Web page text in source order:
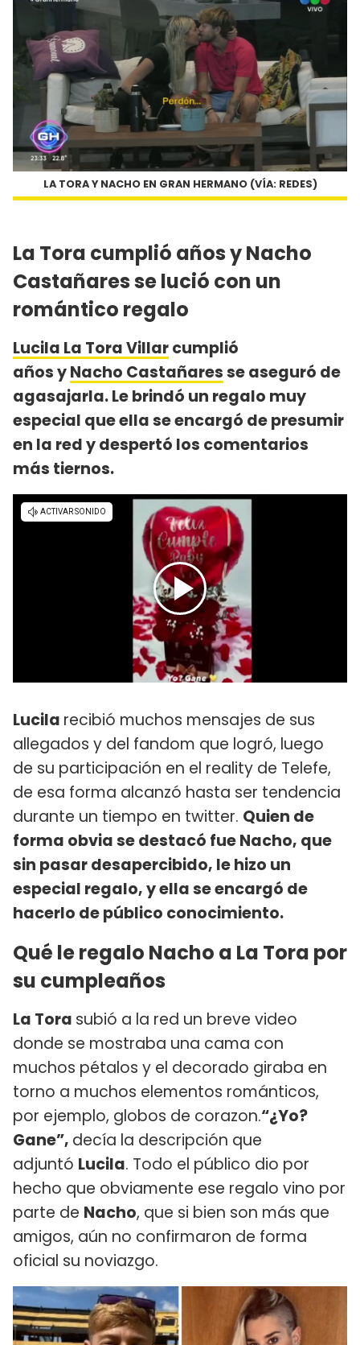
LA TORA Y NACHO EN GRAN HERMANO (VÍA: REDES)
La Tora cumplió años y Nacho
Castañares se lució con un
romántico regalo
Lucila La Tora Villarcumplió
años yNacho Castañaresse aseguró de
agasajarla. Le brindó un regalo muy
especial que ella se encargó de presumir
en la red y despertó los comentarios
más tiernos.
Lucila recibió muchos mensajes de sus
allegados y del fandom que logró, luego
de su participación en el reality de Telefe,
de esa forma alcanzó hasta ser tendencia
durante un tiempo en twitter. Quien de
forma obvia se destacó fue Nacho, que
sin pasar desapercibido, le hizo un
especial regalo, y ella se encargó de
hacerlo de público conocimiento.
Qué le regalo Nacho a La Tora por
su cumpleaños
La Tora subió a la red un breve video
donde se mostraba una cama con
muchos pétalos y el decorado giraba en
torno a muchos elementos románticos,
por ejemplo, globos de corazon.“¿Yo?
Gane”, decía la descripción que
adjuntó Lucila. Todo el público dio por
hecho que obviamente ese regalo vino por
parte de Nacho, que si bien son más que
amigos, aún no confirmaron de forma
oficial su noviazgo.